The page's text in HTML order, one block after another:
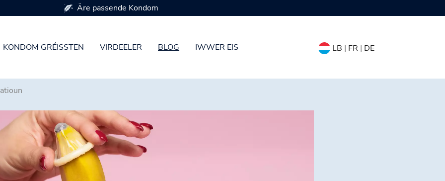
KONDOM GRÉISSTEN VIRDEELER BLOG IWWER EIS LB | FR | DE
Verfügbar a 7 Kondomgréissten